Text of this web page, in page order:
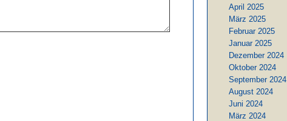
April 2025
März 2025
Februar 2025
Januar 2025
Dezember 2024
Oktober 2024
September 2024
August 2024
Juni 2024
März 2024